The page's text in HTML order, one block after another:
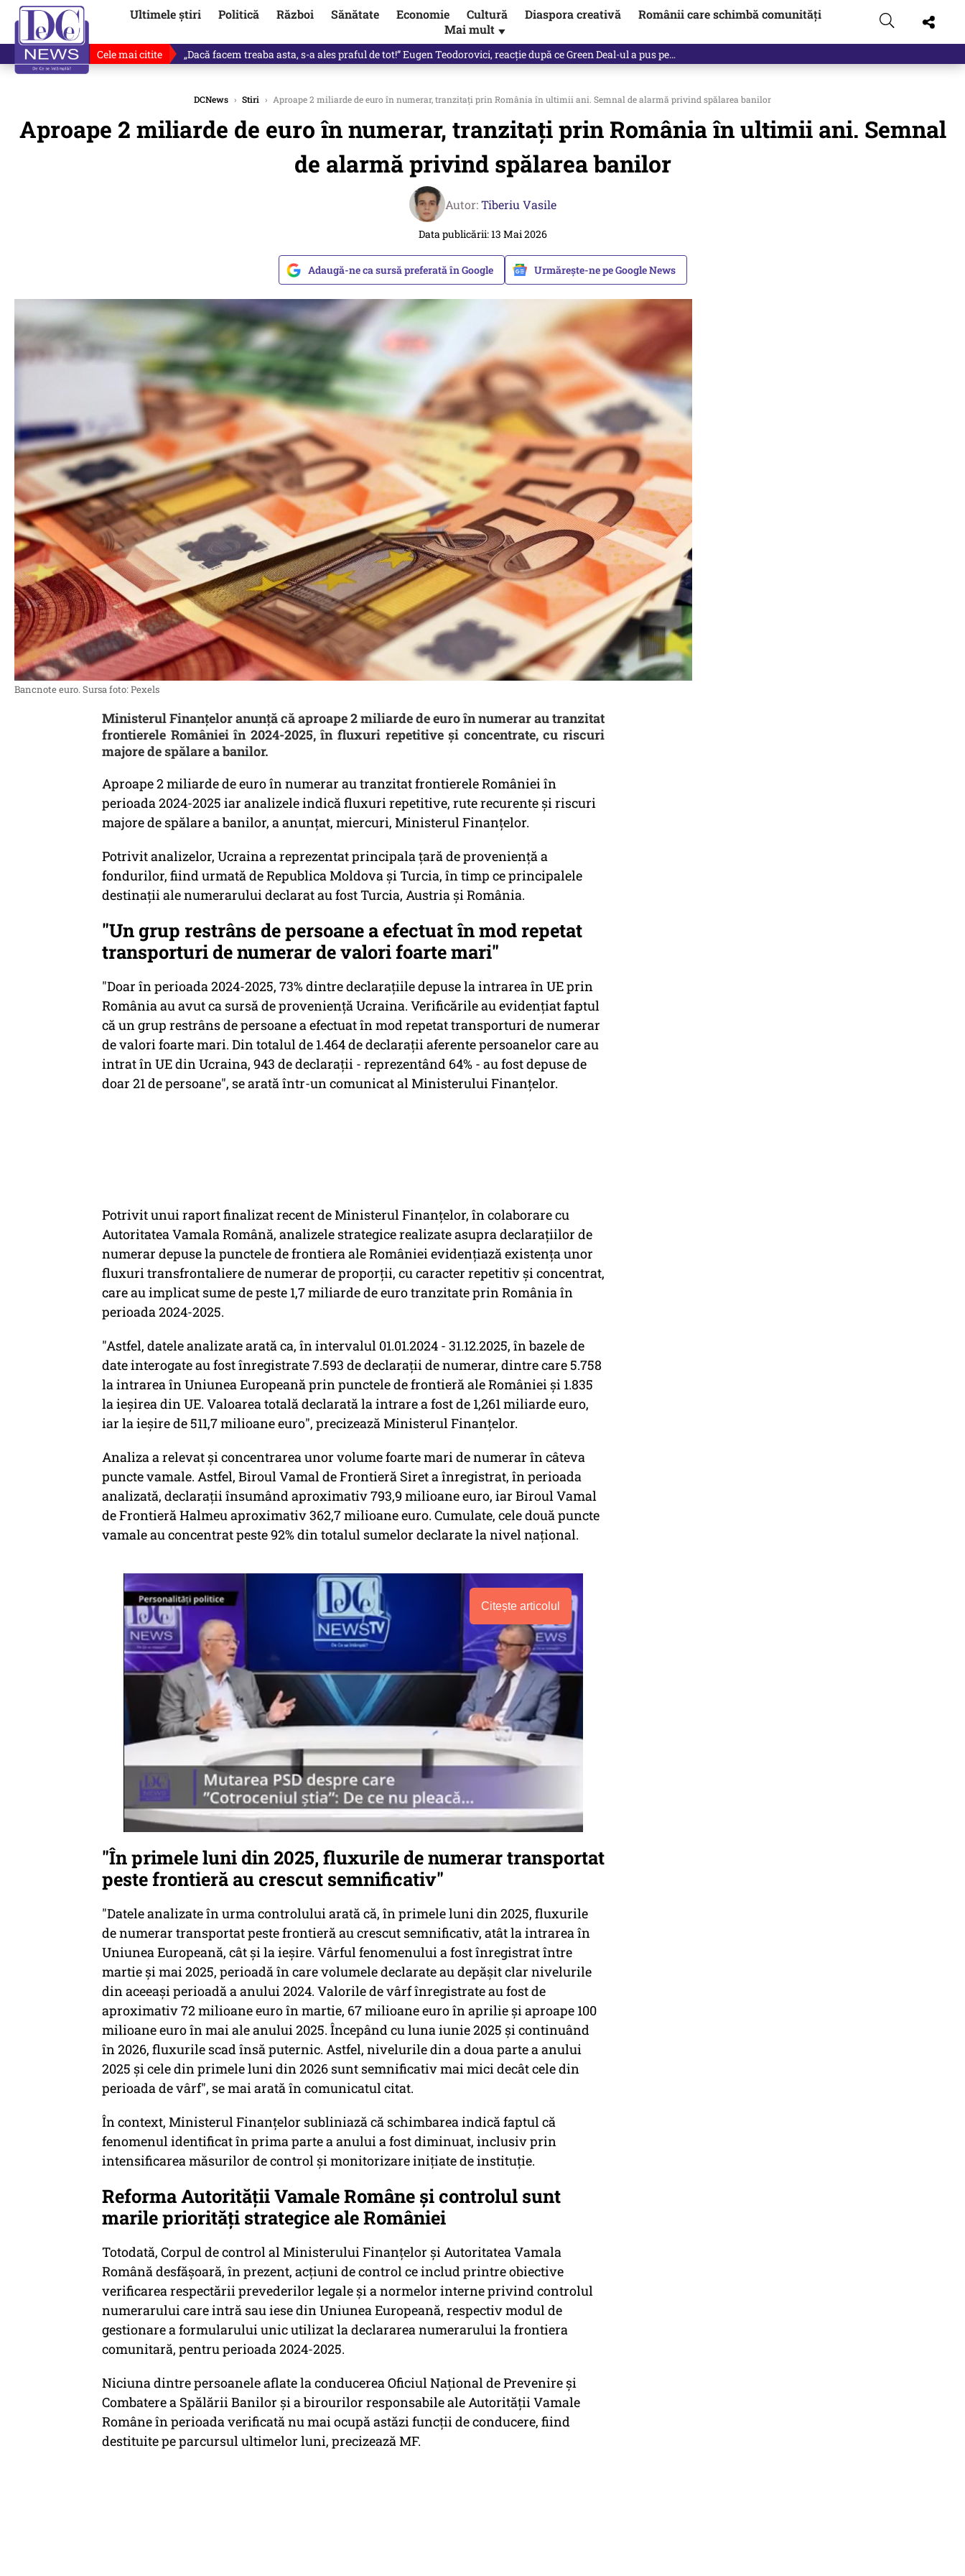
Ultimele știri Politică Război Sănătate Economie Cultură Diaspora creativă
Românii care schimbă comunități
Mai mult ▼
Cele mai citite „Dacă facem treaba asta, s-a ales praful de tot!” Eugen Teodorovici, reacție după ce Green Deal-ul a pus pe…
DCNews › Stiri › Aproape 2 miliarde de euro în numerar, tranzitați prin România în ultimii ani. Semnal de alarmă privind spălarea banilor
Aproape 2 miliarde de euro în numerar, tranzitați prin România în ultimii ani. Semnal
de alarmă privind spălarea banilor
Autor:Tiberiu Vasile
Data publicării: 13 Mai 2026
Adaugă-ne ca sursă preferată în Google Urmărește-ne pe Google News
Bancnote euro. Sursa foto: Pexels
Ministerul Finanțelor anunță că aproape 2 miliarde de euro în numerar au tranzitat
frontierele României în 2024-2025, în fluxuri repetitive și concentrate, cu riscuri
majore de spălare a banilor.
Aproape 2 miliarde de euro în numerar au tranzitat frontierele României în
perioada 2024-2025 iar analizele indică fluxuri repetitive, rute recurente şi riscuri
majore de spălare a banilor, a anunţat, miercuri, Ministerul Finanţelor.
Potrivit analizelor, Ucraina a reprezentat principala ţară de provenienţă a
fondurilor, fiind urmată de Republica Moldova şi Turcia, în timp ce principalele
destinaţii ale numerarului declarat au fost Turcia, Austria şi România.
"Un grup restrâns de persoane a efectuat în mod repetat
transporturi de numerar de valori foarte mari"
"Doar în perioada 2024-2025, 73% dintre declaraţiile depuse la intrarea în UE prin
România au avut ca sursă de provenienţă Ucraina. Verificările au evidenţiat faptul
că un grup restrâns de persoane a efectuat în mod repetat transporturi de numerar
de valori foarte mari. Din totalul de 1.464 de declaraţii aferente persoanelor care au
intrat în UE din Ucraina, 943 de declaraţii - reprezentând 64% - au fost depuse de
doar 21 de persoane", se arată într-un comunicat al Ministerului Finanţelor.
Potrivit unui raport finalizat recent de Ministerul Finanţelor, în colaborare cu
Autoritatea Vamala Română, analizele strategice realizate asupra declaraţiilor de
numerar depuse la punctele de frontiera ale României evidenţiază existenţa unor
fluxuri transfrontaliere de numerar de proporţii, cu caracter repetitiv şi concentrat,
care au implicat sume de peste 1,7 miliarde de euro tranzitate prin România în
perioada 2024-2025.
"Astfel, datele analizate arată ca, în intervalul 01.01.2024 - 31.12.2025, în bazele de
date interogate au fost înregistrate 7.593 de declaraţii de numerar, dintre care 5.758
la intrarea în Uniunea Europeană prin punctele de frontieră ale României şi 1.835
la ieşirea din UE. Valoarea totală declarată la intrare a fost de 1,261 miliarde euro,
iar la ieşire de 511,7 milioane euro", precizează Ministerul Finanţelor.
Analiza a relevat şi concentrarea unor volume foarte mari de numerar în câteva
puncte vamale. Astfel, Biroul Vamal de Frontieră Siret a înregistrat, în perioada
analizată, declaraţii însumând aproximativ 793,9 milioane euro, iar Biroul Vamal
de Frontieră Halmeu aproximativ 362,7 milioane euro. Cumulate, cele două puncte
vamale au concentrat peste 92% din totalul sumelor declarate la nivel naţional.
Citește articolul
"În primele luni din 2025, fluxurile de numerar transportat
peste frontieră au crescut semnificativ"
"Datele analizate în urma controlului arată că, în primele luni din 2025, fluxurile
de numerar transportat peste frontieră au crescut semnificativ, atât la intrarea în
Uniunea Europeană, cât şi la ieşire. Vârful fenomenului a fost înregistrat între
martie şi mai 2025, perioadă în care volumele declarate au depăşit clar nivelurile
din aceeaşi perioadă a anului 2024. Valorile de vârf înregistrate au fost de
aproximativ 72 milioane euro în martie, 67 milioane euro în aprilie şi aproape 100
milioane euro în mai ale anului 2025. Începând cu luna iunie 2025 şi continuând
în 2026, fluxurile scad însă puternic. Astfel, nivelurile din a doua parte a anului
2025 şi cele din primele luni din 2026 sunt semnificativ mai mici decât cele din
perioada de vârf", se mai arată în comunicatul citat.
În context, Ministerul Finanţelor subliniază că schimbarea indică faptul că
fenomenul identificat în prima parte a anului a fost diminuat, inclusiv prin
intensificarea măsurilor de control şi monitorizare iniţiate de instituţie.
Reforma Autorităţii Vamale Române și controlul sunt
marile priorităţi strategice ale României
Totodată, Corpul de control al Ministerului Finanţelor şi Autoritatea Vamala
Română desfăşoară, în prezent, acţiuni de control ce includ printre obiective
verificarea respectării prevederilor legale şi a normelor interne privind controlul
numerarului care intră sau iese din Uniunea Europeană, respectiv modul de
gestionare a formularului unic utilizat la declararea numerarului la frontiera
comunitară, pentru perioada 2024-2025.
Niciuna dintre persoanele aflate la conducerea Oficiul Naţional de Prevenire şi
Combatere a Spălării Banilor şi a birourilor responsabile ale Autorităţii Vamale
Române în perioada verificată nu mai ocupă astăzi funcţii de conducere, fiind
destituite pe parcursul ultimelor luni, precizează MF.